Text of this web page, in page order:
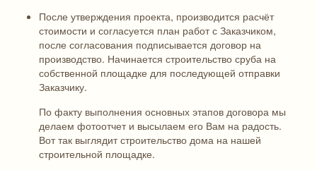
После утверждения проекта, производится расчёт
стоимости и согласуется план работ с Заказчиком,
после согласования подписывается договор на
производство. Начинается строительство сруба на
собственной площадке для последующей отправки
Заказчику.
По факту выполнения основных этапов договора мы
делаем фотоотчет и высылаем его Вам на радость.
Вот так выглядит строительство дома на нашей
строительной площадке.